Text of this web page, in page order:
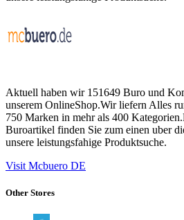
Aktuell haben wir 151649 Buro und
unserem OnlineShop.Wir liefern Alles
750 Marken in mehr als 400
Buroartikel finden Sie zum einen uber
unsere leistungsfahige Produktsuche.
Visit Mcbuero DE
Other Stores